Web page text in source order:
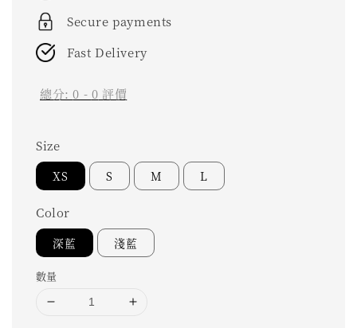
Secure payments
Fast Delivery
總分:0 - 0 評價
Size
XS S M L
Color
深藍 淺藍
數量